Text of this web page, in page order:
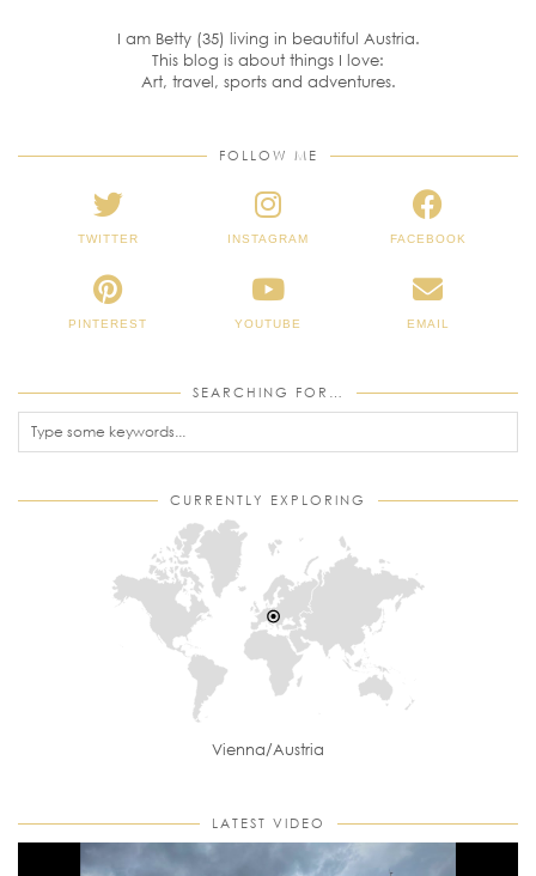
I am Betty (35) living in beautiful Austria.
This blog is about things I love:
Art, travel, sports and adventures.
FOLLOW ME
TWITTER INSTAGRAM FACEBOOK
PINTEREST YOUTUBE EMAIL
SEARCHING FOR…
CURRENTLY EXPLORING
Vienna/Austria
LATEST VIDEO